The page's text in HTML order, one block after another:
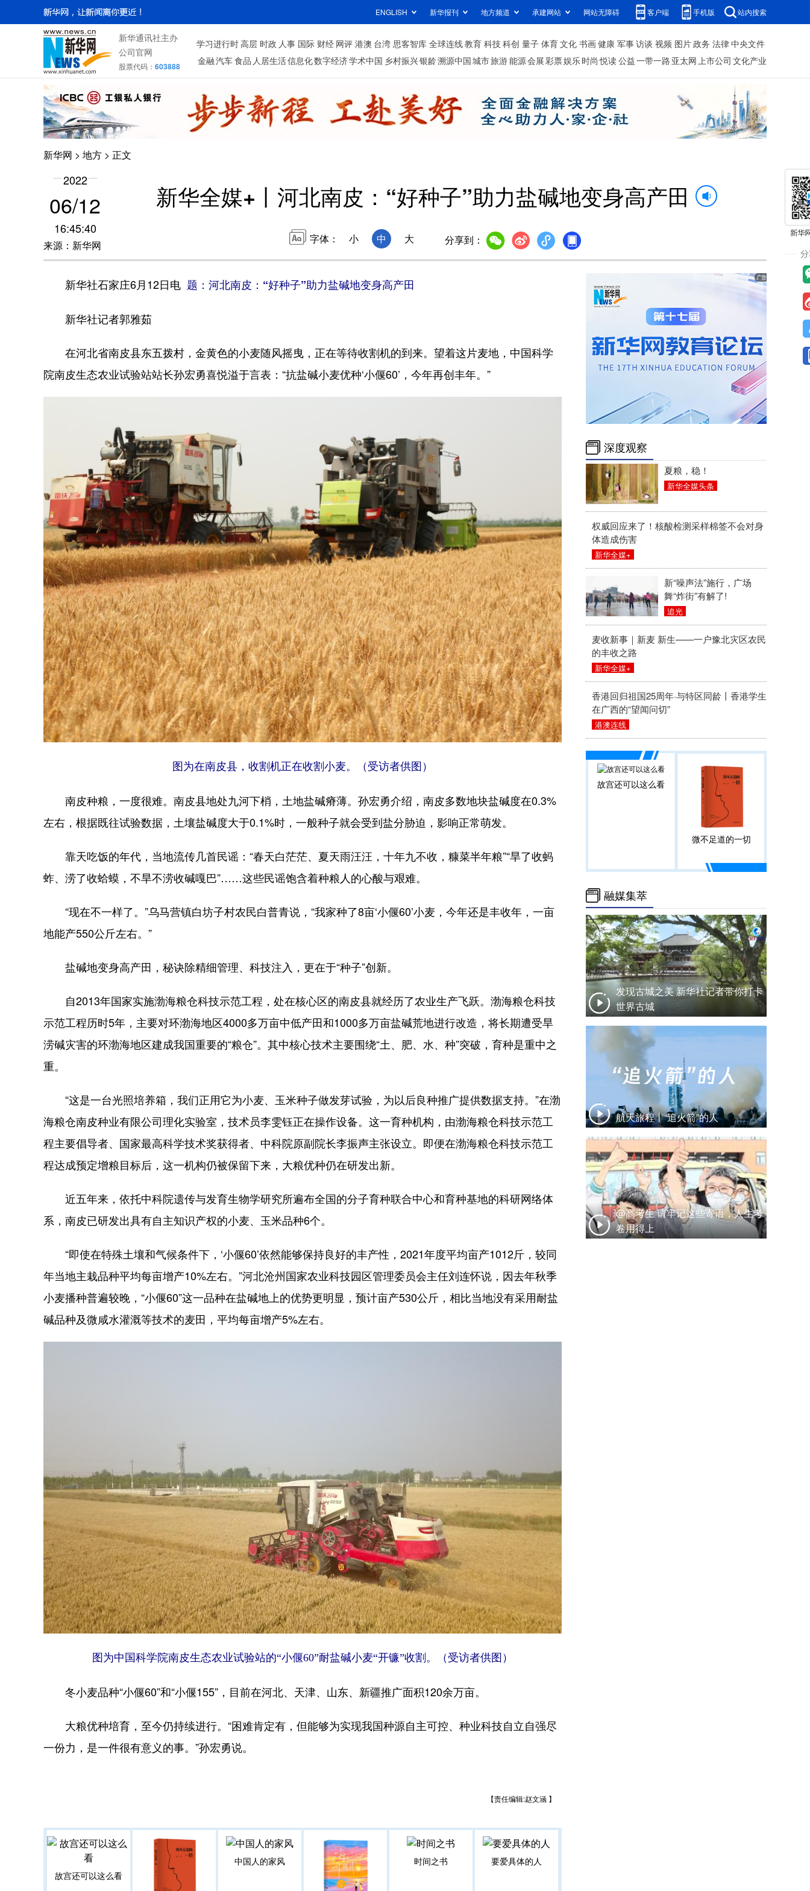
ENGLISH 新华报刊 地方频道 承建网站 网站无障碍 客户端 手机版 站内搜索
新华通讯社主办
公司官网
股票代码： 603888
学习进行时高层 时政 人事 国际 财经 网评 港澳 台湾 思客智库 全球连线教育 科技科创 量子 体育文化 书画健康 军事访谈 视频 图片政务 法律中央文件
金融汽车食品 人居生活信息化数字经济学术中国 乡村振兴银龄溯源中国城市旅游能源会展彩票娱乐时尚 悦读公益一带一路 亚太网上市公司 文化产业
新华网 > 地方 > 正文
2022
06/12
16:45:40
来源：新华网
新华全媒+丨河北南皮：“好种子”助力盐碱地变身高产田
字体： 小 中 大 分享到：
新华社石家庄6月12日电 题：河北南皮：“好种子”助力盐碱地变身高产田
新华社记者郭雅茹
在河北省南皮县东五拨村，金黄色的小麦随风摇曳，正在等待收割机的到来。望着这片麦地，中国科学
院南皮生态农业试验站站长孙宏勇喜悦溢于言表：“抗盐碱小麦优种‘小偃60’，今年再创丰年。”
图为在南皮县，收割机正在收割小麦。（受访者供图）
南皮种粮，一度很难。南皮县地处九河下梢，土地盐碱瘠薄。孙宏勇介绍，南皮多数地块盐碱度在0.3%
左右，根据既往试验数据，土壤盐碱度大于0.1%时，一般种子就会受到盐分胁迫，影响正常萌发。
靠天吃饭的年代，当地流传几首民谣：“春天白茫茫、夏天雨汪汪，十年九不收，糠菜半年粮”“旱了收蚂
蚱、涝了收蛤蟆，不旱不涝收碱嘎巴”……这些民谣饱含着种粮人的心酸与艰难。
“现在不一样了。”乌马营镇白坊子村农民白普青说，“我家种了8亩‘小偃60’小麦，今年还是丰收年，一亩
地能产550公斤左右。”
盐碱地变身高产田，秘诀除精细管理、科技注入，更在于“种子”创新。
自2013年国家实施渤海粮仓科技示范工程，处在核心区的南皮县就经历了农业生产飞跃。渤海粮仓科技
示范工程历时5年，主要对环渤海地区4000多万亩中低产田和1000多万亩盐碱荒地进行改造，将长期遭受旱
涝碱灾害的环渤海地区建成我国重要的“粮仓”。其中核心技术主要围绕“土、肥、水、种”突破，育种是重中之
重。
“这是一台光照培养箱，我们正用它为小麦、玉米种子做发芽试验，为以后良种推广提供数据支持。”在渤
海粮仓南皮种业有限公司理化实验室，技术员李雯钰正在操作设备。这一育种机构，由渤海粮仓科技示范工
程主要倡导者、国家最高科学技术奖获得者、中科院原副院长李振声主张设立。即便在渤海粮仓科技示范工
程达成预定增粮目标后，这一机构仍被保留下来，大粮优种仍在研发出新。
近五年来，依托中科院遗传与发育生物学研究所遍布全国的分子育种联合中心和育种基地的科研网络体
系，南皮已研发出具有自主知识产权的小麦、玉米品种6个。
“即使在特殊土壤和气候条件下，‘小偃60’依然能够保持良好的丰产性，2021年度平均亩产1012斤，较同
年当地主栽品种平均每亩增产10%左右。”河北沧州国家农业科技园区管理委员会主任刘连怀说，因去年秋季
小麦播种普遍较晚，“小偃60”这一品种在盐碱地上的优势更明显，预计亩产530公斤，相比当地没有采用耐盐
碱品种及微咸水灌溉等技术的麦田，平均每亩增产5%左右。
图为中国科学院南皮生态农业试验站的“小偃60”耐盐碱小麦“开镰”收割。（受访者供图）
冬小麦品种“小偃60”和“小偃155”，目前在河北、天津、山东、新疆推广面积120余万亩。
大粮优种培育，至今仍持续进行。“困难肯定有，但能够为实现我国种源自主可控、种业科技自立自强尽
一份力，是一件很有意义的事。”孙宏勇说。
【责任编辑:赵文涵 】
故宫还可以这么看
中国人的家风 时间之书 要爱具体的人
深度观察
夏粮，稳！
新华全媒头条
权威回应来了！核酸检测采样棉签不会对身
体造成伤害
新华全媒+
新“噪声法”施行，广场
舞“炸街”有解了!
追光
麦收新事｜新麦 新生——一户豫北灾区农民
的丰收之路
新华全媒+
香港回归祖国25周年·与特区同龄丨香港学生
在广西的“望闻问切”
港澳连线
故宫还可以这么看
微不足道的一切
融媒集萃
发现古城之美 新华社记者带你打卡
世界古城
航天旅程丨“追火箭”的人
@高考生 请牢记这些寄语，人生考
卷用得上